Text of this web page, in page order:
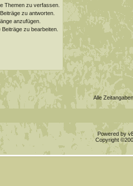
Themen zu verfassen.
zu antworten.
anzufügen.
Beiträge zu bearbeiten.
Alle
Powered by
Copyright